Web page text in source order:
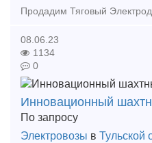
08.06.23
1134
0
Инновационный
По запросу
Электровозы в Тульской